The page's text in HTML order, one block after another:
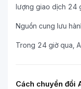
lượng giao dịch 24
Nguồn cung lưu
Trong 24 giờ qua,
Cách chuyển đổi